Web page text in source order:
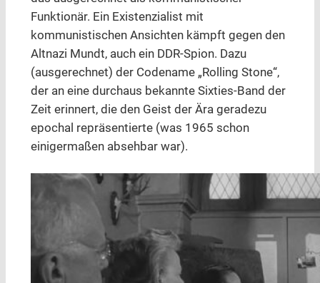
Funktionär. Ein Existenzialist mit
kommunistischen Ansichten kämpft gegen den
Altnazi Mundt, auch ein DDR-Spion. Dazu
(ausgerechnet) der Codename „Rolling Stone“,
der an eine durchaus bekannte Sixties-Band der
Zeit erinnert, die den Geist der Ära geradezu
epochal repräsentierte (was 1965 schon
einigermaßen absehbar war).